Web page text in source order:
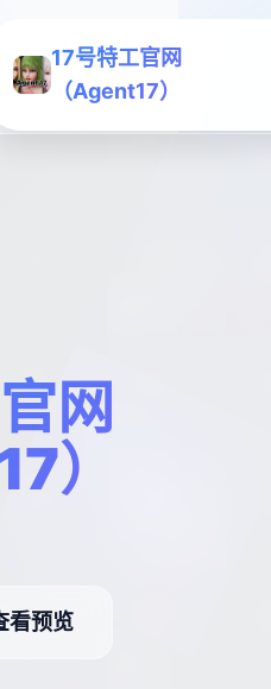
17号特工官网
（Agent17）
网
）
看预览